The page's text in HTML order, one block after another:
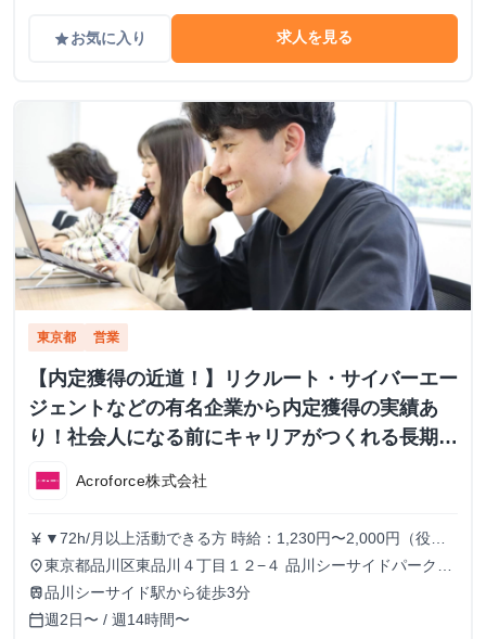
gradeお気に入り 求人を見る
東京都 営業
【内定獲得の近道！】リクルート・サイバーエー
ジェントなどの有名企業から内定獲得の実績あ
り！社会人になる前にキャリアがつくれる長期イ
ンターンシップ！
Acroforce株式会社
currency_yen ▼72h/月以上活動できる方 時給：1,230円〜2,000円（役職
により変動） ▼56h/月以上72h/月未満活動できる方 時給：
1,230円〜1,780円（役職により変動） ▼56h/月未満活動で
ンティブの支給があります。
place東京都品川区東品川４丁目１２−４ 品川シーサイドパークタ
ワー 11F
train品川シーサイド駅から徒歩3分
calendar_today週2日〜 / 週14時間〜